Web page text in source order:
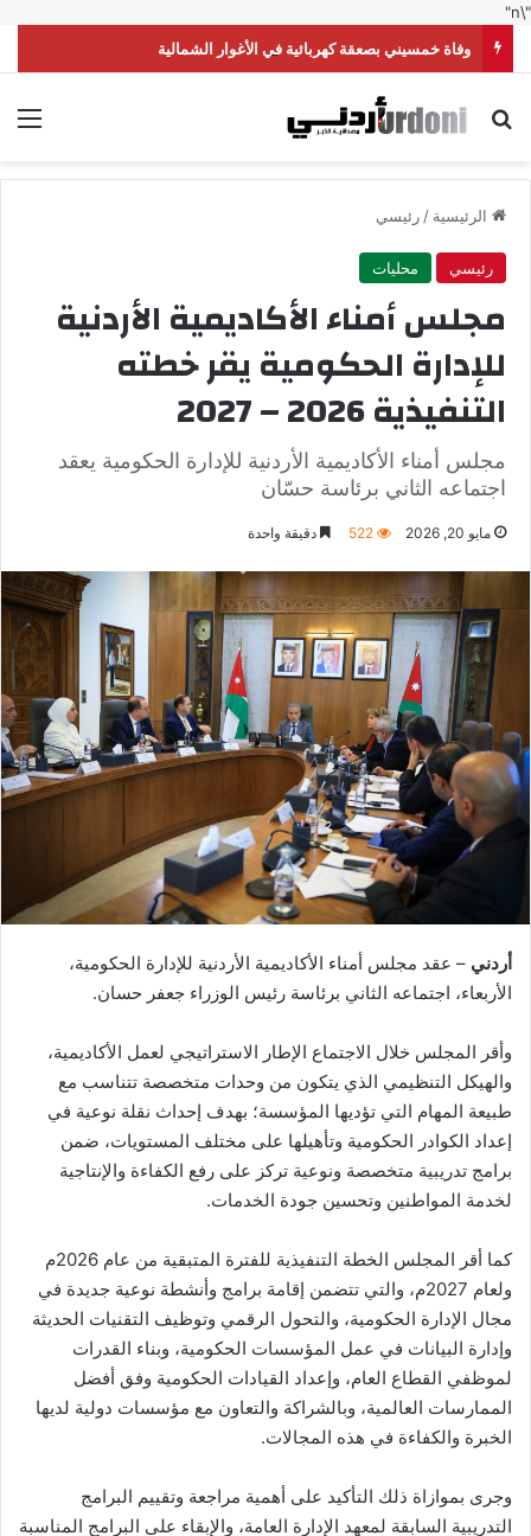
"\n"
وفاة خمسيني بصعقة كهربائية في الأغوار الشمالية
بحث عن
الرئيسية /رئيسي
رئيسي محليات
مجلس أمناء الأكاديمية الأردنية
للإدارة الحكومية يقر خطته
التنفيذية 2026 – 2027
مجلس أمناء الأكاديمية الأردنية للإدارة الحكومية يعقد
اجتماعه الثاني برئاسة حسّان
مايو 20, 2026 522 دقيقة واحدة
أردني – عقد مجلس أمناء الأكاديمية الأردنية للإدارة الحكومية،
الأربعاء، اجتماعه الثاني برئاسة رئيس الوزراء جعفر حسان.
وأقر المجلس خلال الاجتماع الإطار الاستراتيجي لعمل الأكاديمية،
والهيكل التنظيمي الذي يتكون من وحدات متخصصة تتناسب مع
طبيعة المهام التي تؤديها المؤسسة؛ بهدف إحداث نقلة نوعية في
إعداد الكوادر الحكومية وتأهيلها على مختلف المستويات، ضمن
برامج تدريبية متخصصة ونوعية تركز على رفع الكفاءة والإنتاجية
لخدمة المواطنين وتحسين جودة الخدمات.
كما أقر المجلس الخطة التنفيذية للفترة المتبقية من عام 2026م
ولعام 2027م، والتي تتضمن إقامة برامج وأنشطة نوعية جديدة في
مجال الإدارة الحكومية، والتحول الرقمي وتوظيف التقنيات الحديثة
وإدارة البيانات في عمل المؤسسات الحكومية، وبناء القدرات
لموظفي القطاع العام، وإعداد القيادات الحكومية وفق أفضل
الممارسات العالمية، وبالشراكة والتعاون مع مؤسسات دولية لديها
الخبرة والكفاءة في هذه المجالات.
وجرى بموازاة ذلك التأكيد على أهمية مراجعة وتقييم البرامج
التدريبية السابقة لمعهد الإدارة العامة، والإبقاء على البرامج المناسبة